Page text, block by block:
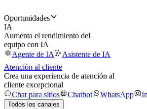
Oportunidades
IA
Aumenta el rendimiento del
equipo con IA
Agente de IA
Asistente de IA
Atención al cliente
Crea una experiencia de atención al
cliente excepcional
Chat para sitios
Chatbot WhatsApp
Todos los canales